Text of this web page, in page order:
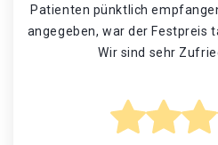
Patienten pünktlich
angegeben, war der Festpreis
Wir sind sehr